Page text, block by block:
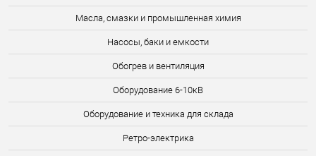
Масла, смазки и промышленная химия
Насосы, баки и емкости
Обогрев и вентиляция
Оборудование 6-10кВ
Оборудование и техника для склада
Ретро-электрика